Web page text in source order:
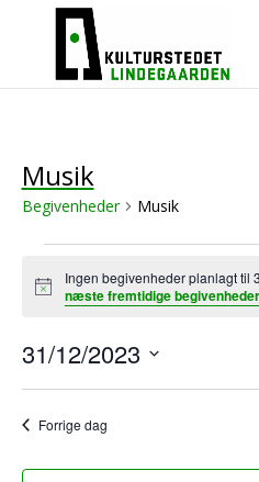
Musik
Begivenheder Musik
Begivenheder
31.
december
Notice
Ingen begivenheder planlagt til
næste fremtidige begivenheder
31/12/2023
Forrige dag